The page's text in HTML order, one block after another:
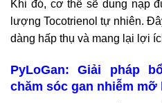
Khi đó, cơ thể sẽ dung nạp
lượng Tocotrienol tự nhiên.
dàng hấp thụ và mang lại lợi
PyLoGan: Giải pháp
chăm sóc gan nhiễm mỡ